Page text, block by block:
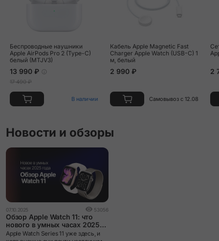
Animaux Bandana Strap
Vert Peppermint Single Tour Strap
Беспроводные наушники
Apple AirPods Pro 2 (Type-C)
белый (MTJV3)
13 990 ₽
17 490 ₽
В наличии
Кабель Apple Magnetic Fast
Charger Apple Watch (USB-C) 1
м, белый
2 990 ₽
Самовывоз с 12.08
2
Новости и обзоры
07.10.2025 53056
Обзор Apple Watch 11: что
нового в умных часах 2025
года
Apple Watch Series 11 уже здесь, и